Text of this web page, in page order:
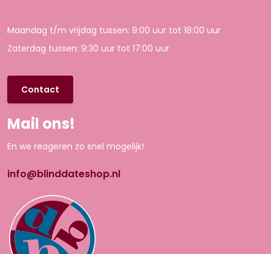
Maandag t/m vrijdag tussen: 9:00 uur tot 18:00 uur
Zaterdag tussen: 9:30 uur tot 17:00 uur
Contact
Mail ons!
En we reageren zo snel mogelijk!
info@blinddateshop.nl